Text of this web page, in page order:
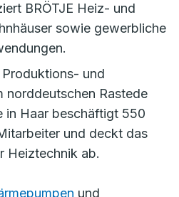
BRÖTJE Heiz- und
sowie gewerbliche
und
norddeutschen Rastede
in Haar beschäftigt 550
und deckt das
Heiztechnik ab.
und